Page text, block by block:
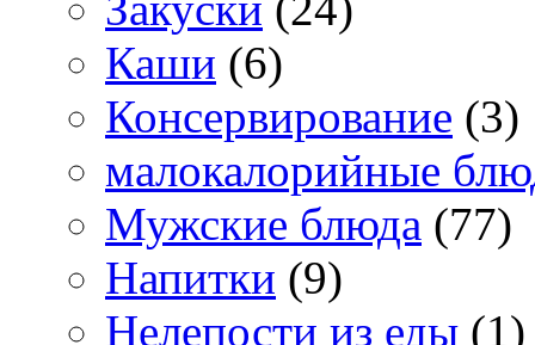
Каши (6)
Консервирование (3)
малокалорийные
Мужские блюда (77)
Напитки (9)
Нелепости из еды (1)